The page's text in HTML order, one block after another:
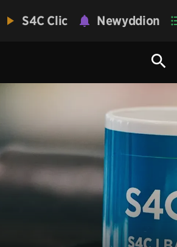
S4C Clic Newyddion